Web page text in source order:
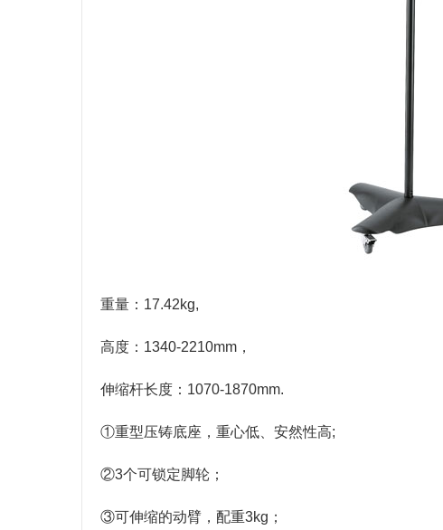
重量：17.42kg,
高度：1340-2210mm，
伸缩杆长度：1070-1870mm.
①重型压铸底座，重心低、安然性高;
②3个可锁定脚轮；
③可伸缩的动臂，配重3kg；